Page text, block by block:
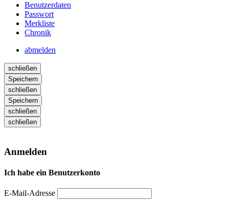
Benutzerdaten
Passwort
Merkliste
Chronik
abmelden
schließen
Speichern
schließen
Speichern
schließen
schließen
Anmelden
Ich habe ein Benutzerkonto
E-Mail-Adresse